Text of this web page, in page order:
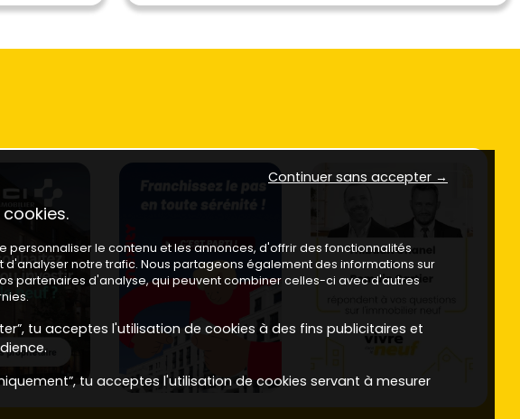
Continuer sans accepter →
personnaliser le contenu et les annonces, d'offrir des fonctionnalités
d'analyser notre trafic. Nous partageons également des informations sur
partenaires d'analyse, qui peuvent combiner celles-ci avec d'autres
tu acceptes l'utilisation de cookies à des fins publicitaires et
tu acceptes l'utilisation de cookies servant à mesurer